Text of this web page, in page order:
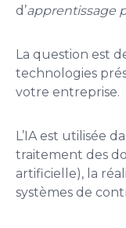
d’apprentissage
La question est
technologies
votre entreprise.
L’IA est utilisée
traitement des
artificielle), la
systèmes de